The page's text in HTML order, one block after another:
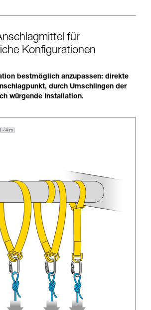
für
Konfigurationen
bestmöglich anzupassen: direkte
durch Umschlingen der
würgende Installation.